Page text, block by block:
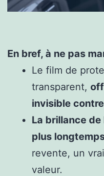
En bref, à ne pas
Le film de
transparent,
invisible
La brillance
plus
revente, un
valeur.